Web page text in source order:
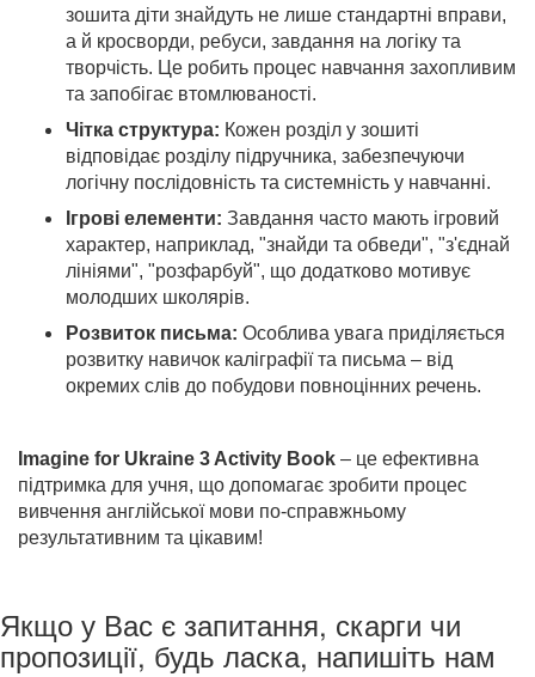
зошита діти знайдуть не лише стандартні вправи,
а й кросворди, ребуси, завдання на логіку та
творчість. Це робить процес навчання захопливим
та запобігає втомлюваності.
Чітка структура: Кожен розділ у зошиті
відповідає розділу підручника, забезпечуючи
логічну послідовність та системність у навчанні.
Ігрові елементи: Завдання часто мають ігровий
характер, наприклад, "знайди та обведи", "з'єднай
лініями", "розфарбуй", що додатково мотивує
молодших школярів.
Розвиток письма: Особлива увага приділяється
розвитку навичок каліграфії та письма – від
окремих слів до побудови повноцінних речень.
Imagine for Ukraine 3 Activity Book – це ефективна
підтримка для учня, що допомагає зробити процес
вивчення англійської мови по-справжньому
результативним та цікавим!
Якщо у Вас є запитання, скарги чи
пропозиції, будь ласка, напишіть нам